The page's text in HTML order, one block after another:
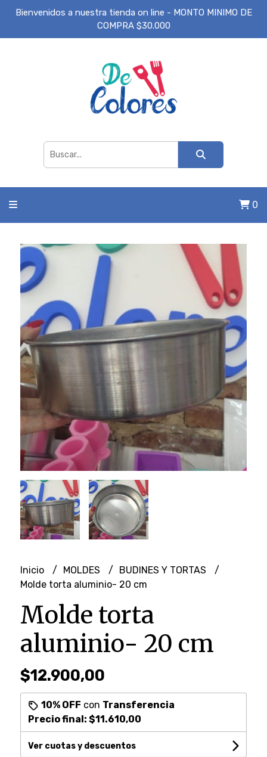
Bienvenidos a nuestra tienda on line - MONTO MINIMO DE
COMPRA $30.000
0
Inicio MOLDES
BUDINES Y TORTAS
Molde torta aluminio- 20 cm
Molde torta
aluminio- 20 cm
$12.900,00
10% OFF con Transferencia
Precio final: $11.610,00
Ver cuotas y descuentos